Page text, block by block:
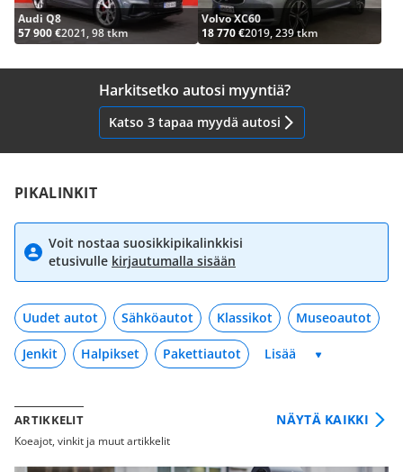
Audi Q8
57 900 €2021, 98 tkm
Volvo XC60
18 770 €2019, 239 tkm
Harkitsetko autosi myyntiä?
Katso 3 tapaa myydä autosi
PIKALINKIT
Voit nostaa suosikkipikalinkkisi
etusivulle kirjautumalla sisään
Uudet autot Sähköautot Klassikot Museoautot
Jenkit Halpikset Pakettiautot
ARTIKKELIT NÄYTÄ KAIKKI
Koeajot, vinkit ja muut artikkelit